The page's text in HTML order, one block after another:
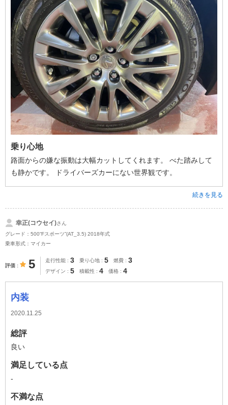
乗り心地
路面からの嫌な振動は大幅カットしてくれます。 べた踏みして
も静かです。 ドライバーズカーにない世界観です。
続きを見る
幸正(コウセイ)さん
グレード：500“Fスポーツ”(AT_3.5) 2018年式
乗車形式：マイカー
評価 5 走行性能 3 乗り心地 5 燃費 3
デザイン 5 積載性 4 価格 4
内装
2020.11.25
総評
良い
満足している点
-
不満な点